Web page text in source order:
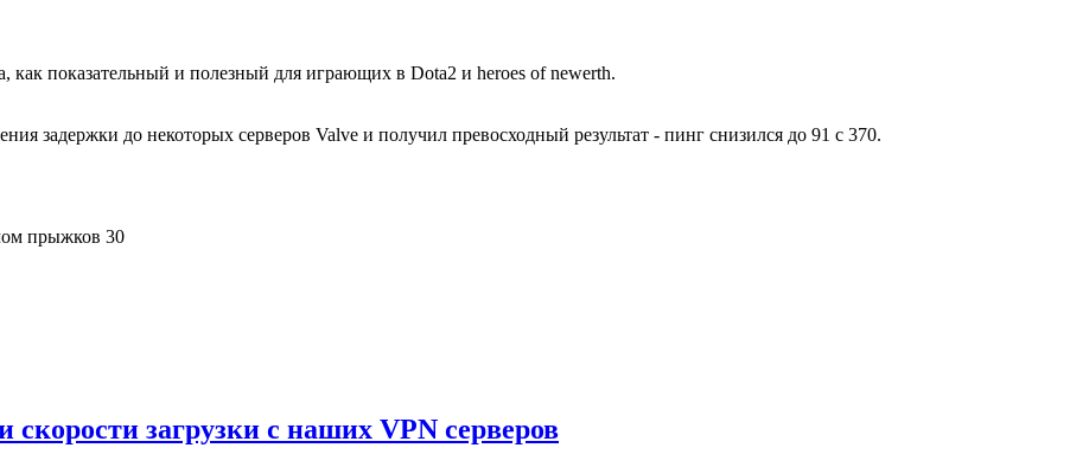
показательный и полезный для играющих в Dota2 и heroes of newerth.
задержки до некоторых серверов Valve и получил превосходный результат - пинг снизился до 91 с 370.
прыжков 30
загрузки с наших VPN серверов